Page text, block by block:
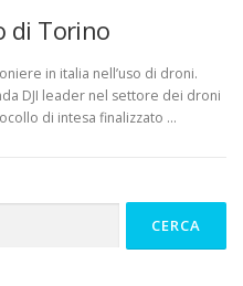
di Torino
in italia nell’uso di droni.
DJI leader nel settore dei droni
di intesa finalizzato …